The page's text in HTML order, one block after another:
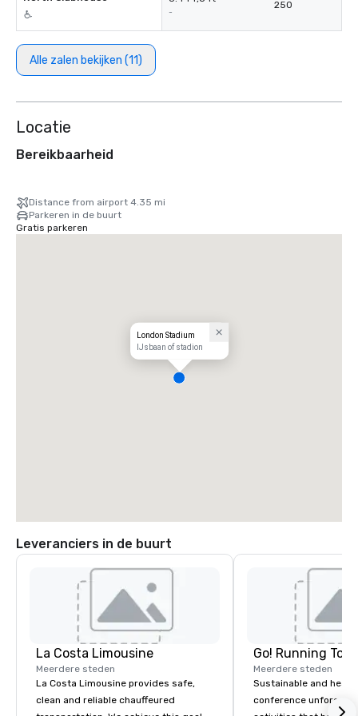
-
250
Alle zalen bekijken (11)
Locatie
Bereikbaarheid
Distance from airport 4.35 mi
Parkeren in de buurt
Gratis parkeren
London Stadium
IJsbaan of stadion
Leveranciers in de buurt
La Costa Limousine
Meerdere steden
La Costa Limousine provides safe,
clean and reliable chauffeured
Go! Running
Meerdere steden
Sustainable and
conference